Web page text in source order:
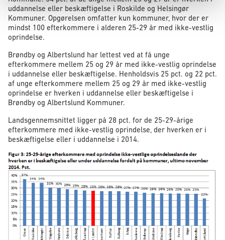
uddannelse eller beskæftigelse i Roskilde og Helsingør
Kommuner. Opgørelsen omfatter kun kommuner, hvor der er
mindst 100 efterkommere i alderen 25-29 år med ikke-vestlig
oprindelse.
Brøndby og Albertslund har lettest ved at få unge
efterkommere mellem 25 og 29 år med ikke-vestlig oprindelse
i uddannelse eller beskæftigelse. Henholdsvis 25 pct. og 22 pct.
af unge efterkommere mellem 25 og 29 år med ikke-vestlig
oprindelse er hverken i uddannelse eller beskæftigelse i
Brøndby og Albertslund Kommuner.
Landsgennemsnittet ligger på 28 pct. for de 25-29-årige
efterkommere med ikke-vestlig oprindelse, der hverken er i
beskæftigelse eller i uddannelse i 2014.